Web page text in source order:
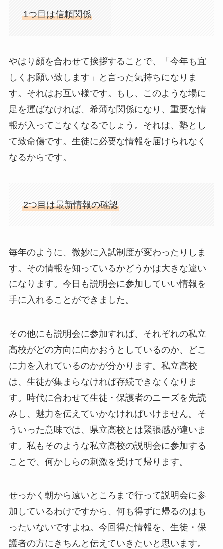
1つ目は信頼関係
やはり顔を合わせて挨拶することで、「今年も宜
しくお願い致します」と言った気持ちになりま
す。それはお互い様です。もし、このような場に
足を運ばなければ、希薄な関係になり、重要な情
報が入ってこなくなるでしょう。それは、塾とし
て致命傷です。生徒に必要な情報を届けられなく
なるからです。
2つ目は最新情報の確認
毎年のように、微妙に入試制度が変わったりしま
す。その情報を知っているかどうかは大きな違い
になります。今日も説明会に参加していい情報を
手に入れることができました。
その他にも説明会に参加すれば、それぞれの私立
高校がどの方向に向かおうとしているのか、どこ
に力を入れているのかが分かります。私立高校
は、生徒が集まらなければ存続できなくなりま
す。時代に合わせて生徒・保護者のニーズを先読
みし、魅力を伝えていかなければいけません。そ
ういった意味では、県立高校とは緊張感が違いま
す。私もそのような私立高校の説明会に参加する
ことで、何かしらの刺激を受けて帰ります。
せっかく朝から遠いところまで行って説明会に参
加しているわけですから、何も得ずに帰るのはも
ったいないですよね。今回得た情報を、生徒・保
護者の方にきちんと伝えていきたいと思います。